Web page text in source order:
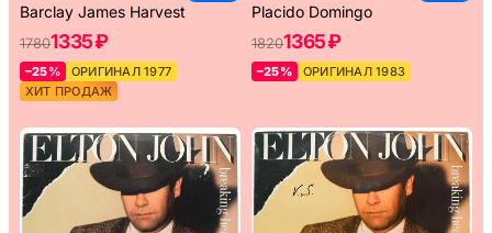
Barclay James Harvest
17801335 ₽
–25%
ОРИГИНАЛ 1977
ХИТ ПРОДАЖ
Placido Domingo
18201365 ₽
–25% ОРИГИНАЛ 1983